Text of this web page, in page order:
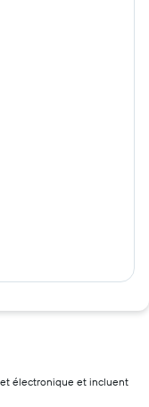
électronique et incluent